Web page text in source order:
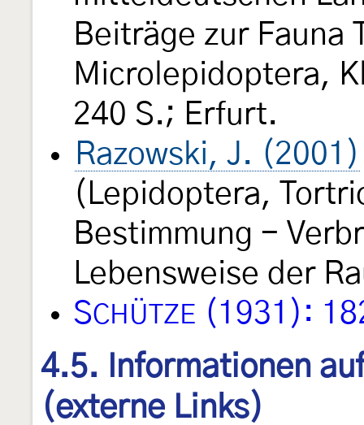
Beiträge zur Fauna
Microlepidoptera,
240 S.; Erfurt.
Razowski, J. (2001)
(Lepidoptera,
Bestimmung -
Lebensweise der
SCHÜTZE (1931):
4.5. Informationen
(externe Links)